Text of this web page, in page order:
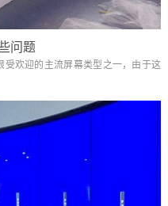
问题
欢迎的主流屏幕类型之一，由于这